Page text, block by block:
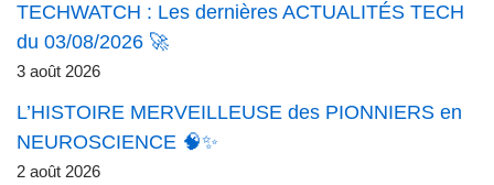
TECHWATCH : Les dernières ACTUALITÉS TECH
du 03/08/2026 🚀
3 août 2026
L’HISTOIRE MERVEILLEUSE des PIONNIERS en
NEUROSCIENCE 🧠✨
2 août 2026